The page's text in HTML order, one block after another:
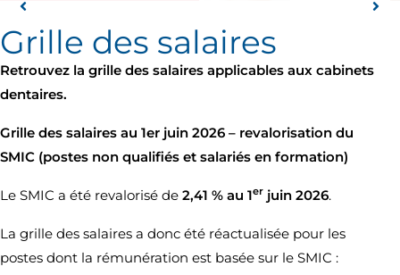
Grille des salaires
Retrouvez la grille des salaires applicables aux cabinets
dentaires.
Grille des salaires au 1er juin 2026 – revalorisation du
SMIC (postes non qualifiés et salariés en formation)
Le SMIC a été revalorisé de 2,41 % au 1er juin 2026.
La grille des salaires a donc été réactualisée pour les
postes dont la rémunération est basée sur le SMIC :